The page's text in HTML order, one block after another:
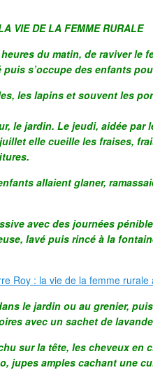
VIE DE LA FEMME RURALE
du matin, de raviver le
s’occupe des enfants
les lapins et souvent les
le jardin. Le jeudi, aidée par
elle cueille les fraises,
allaient glaner,
avec des journées
lavé puis rincé à la
le jardin ou au grenier,
avec un sachet de
sur la tête, les cheveux en
jupes amples cachant une